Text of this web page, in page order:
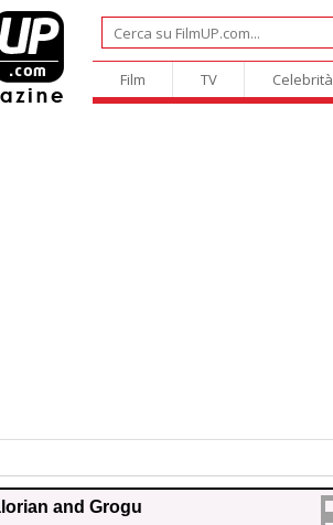
Film TV Celebrità
and Grogu